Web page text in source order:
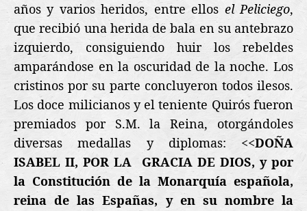
años y varios heridos, entre ellos el Peliciego,
que recibió una herida de bala en su antebrazo
izquierdo, consiguiendo huir los rebeldes
amparándose en la oscuridad de la noche. Los
cristinos por su parte concluyeron todos ilesos.
Los doce milicianos y el teniente Quirós fueron
premiados por S.M. la Reina, otorgándoles
diversas medallas y diplomas:
<<DOÑA
ISABEL II, POR LA
GRACIA DE DIOS, y por
la Constitución de la Monarquía española,
reina de las Españas, y en su nombre la